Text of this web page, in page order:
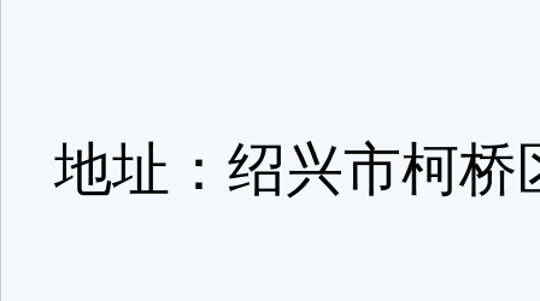
地址：绍兴市柯